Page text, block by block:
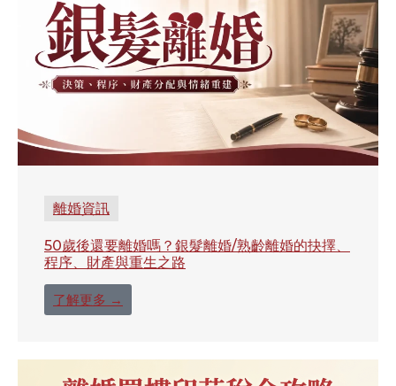
離婚資訊
50歲後還要離婚嗎？銀髮離婚/熟齡離婚的抉擇、
程序、財產與重生之路
了解更多 →